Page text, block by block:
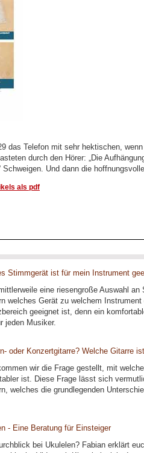
das Telefon mit sehr hektischen,
durch den Hörer: „Die
Und dann die
als pdf
Stimmgerät ist für mein Instrument
eine riesengroße Auswahl
welches Gerät zu welchem
geeignet ist, denn ein
jeden Musiker.
oder Konzertgitarre? Welche Gitarre
wir die Frage gestellt, mit
ist. Diese Frage lässt sich
welches die grundlegenden
- Eine Beratung für Einsteiger
bei Ukulelen? Fabian erklärt